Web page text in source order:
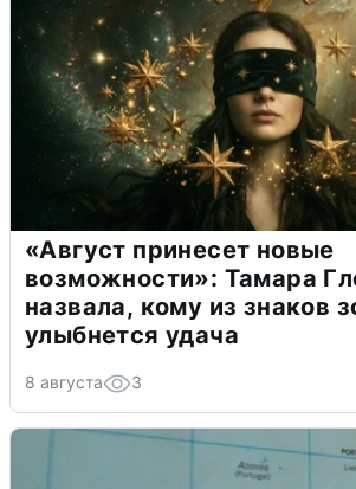
«Август принесет новые
возможности»: Тамара
назвала, кому из знаков
улыбнется удача
8 августа 3